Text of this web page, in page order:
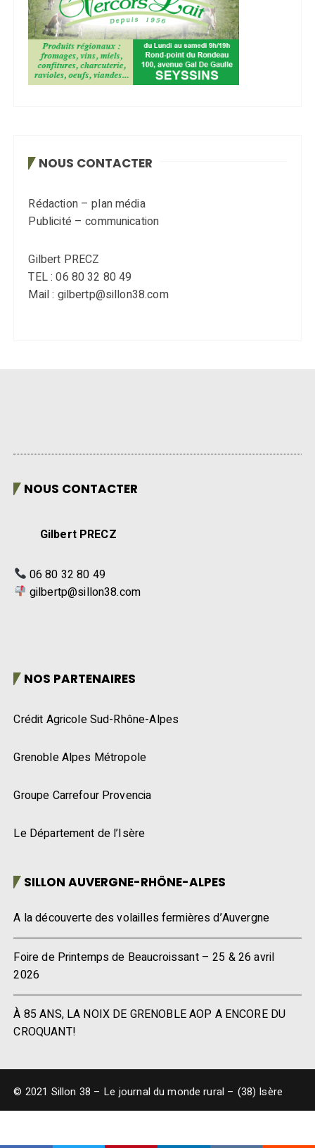
NOUS CONTACTER
Rédaction – plan média
Publicité – communication
Gilbert PRECZ
TEL : 06 80 32 80 49
Mail : gilbertp@sillon38.com
NOUS CONTACTER
Gilbert PRECZ
06 80 32 80 49
gilbertp@sillon38.com
NOS PARTENAIRES
Crédit Agricole Sud-Rhône-Alpes
Grenoble Alpes Métropole
Groupe Carrefour Provencia
Le Département de l’Isère
SILLON AUVERGNE-RHÔNE-ALPES
A la découverte des volailles fermières d’Auvergne
Foire de Printemps de Beaucroissant – 25 & 26 avril
2026
À 85 ANS, LA NOIX DE GRENOBLE AOP A ENCORE DU
CROQUANT!
© 2021 Sillon 38 – Le journal du monde rural – (38) Isère